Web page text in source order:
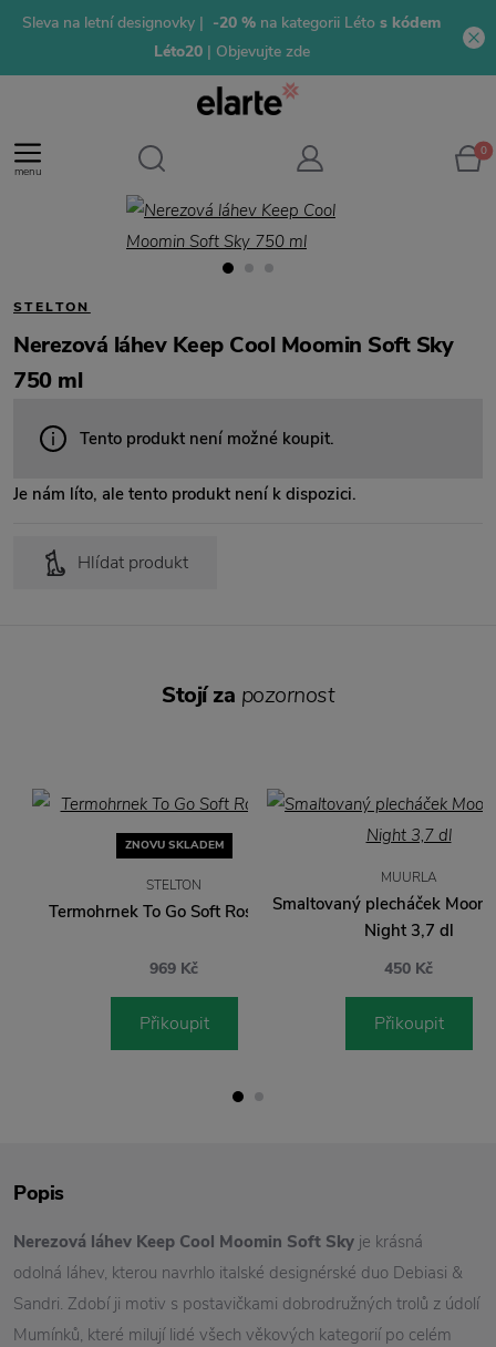
Sleva na letní designovky | -20 % na kategorii Léto s kódem
Léto20 | Objevujte zde
menu
0
STELTON
Nerezová láhev Keep Cool Moomin Soft Sky
750 ml
Tento produkt není možné koupit.
Je nám líto, ale tento produkt není k dispozici.
Hlídat produkt
Popis
Nerezová láhev Keep Cool Moomin Soft Sky je krásná
odolná láhev, kterou navrhlo italské designérské duo Debiasi &
Sandri. Zdobí ji motiv s postavičkami dobrodružných trolů z údolí
Mumínků, které milují lidé všech věkových kategorií po celém
Stojí za pozornost
ZNOVU SKLADEM
STELTON
Termohrnek To Go Soft Rose 0,4 l
969 Kč
Přikoupit
MUURLA
Smaltovaný plecháček
Night 3,7 dl
450 Kč
Přikoupit